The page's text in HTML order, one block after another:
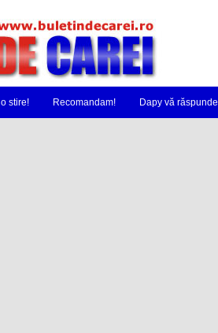
stire! Recomandam! Dapy vă răspunde